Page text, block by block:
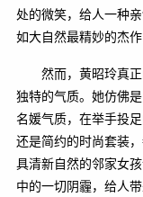
处的微笑，给人一种
如大自然最精妙的杰
然而，黄昭玲真
独特的气质。她仿佛
名媛气质，在举手投
还是简约的时尚套装
具清新自然的邻家女
中的一切阴霾，给人